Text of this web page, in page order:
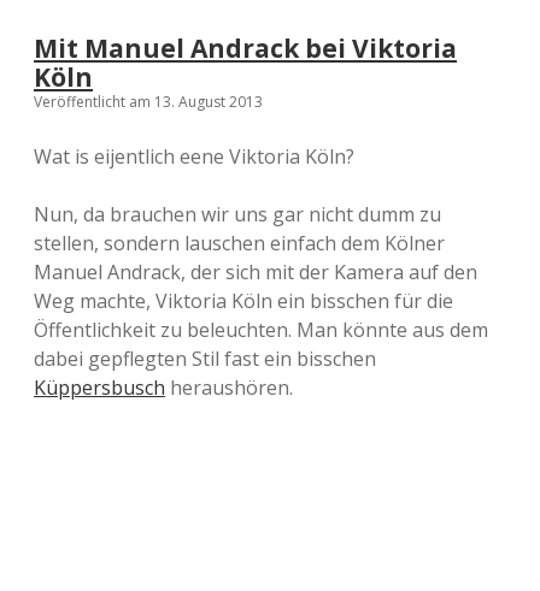
Mit Manuel Andrack bei Viktoria
Köln
Veröffentlicht am 13. August 2013
Wat is eijentlich eene Viktoria Köln?
Nun, da brauchen wir uns gar nicht dumm zu
stellen, sondern lauschen einfach dem Kölner
Manuel Andrack, der sich mit der Kamera auf den
Weg machte, Viktoria Köln ein bisschen für die
Öffentlichkeit zu beleuchten. Man könnte aus dem
dabei gepflegten Stil fast ein bisschen
Küppersbusch heraushören.